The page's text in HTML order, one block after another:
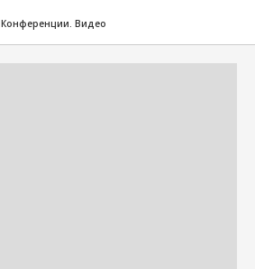
Конференции. Видео